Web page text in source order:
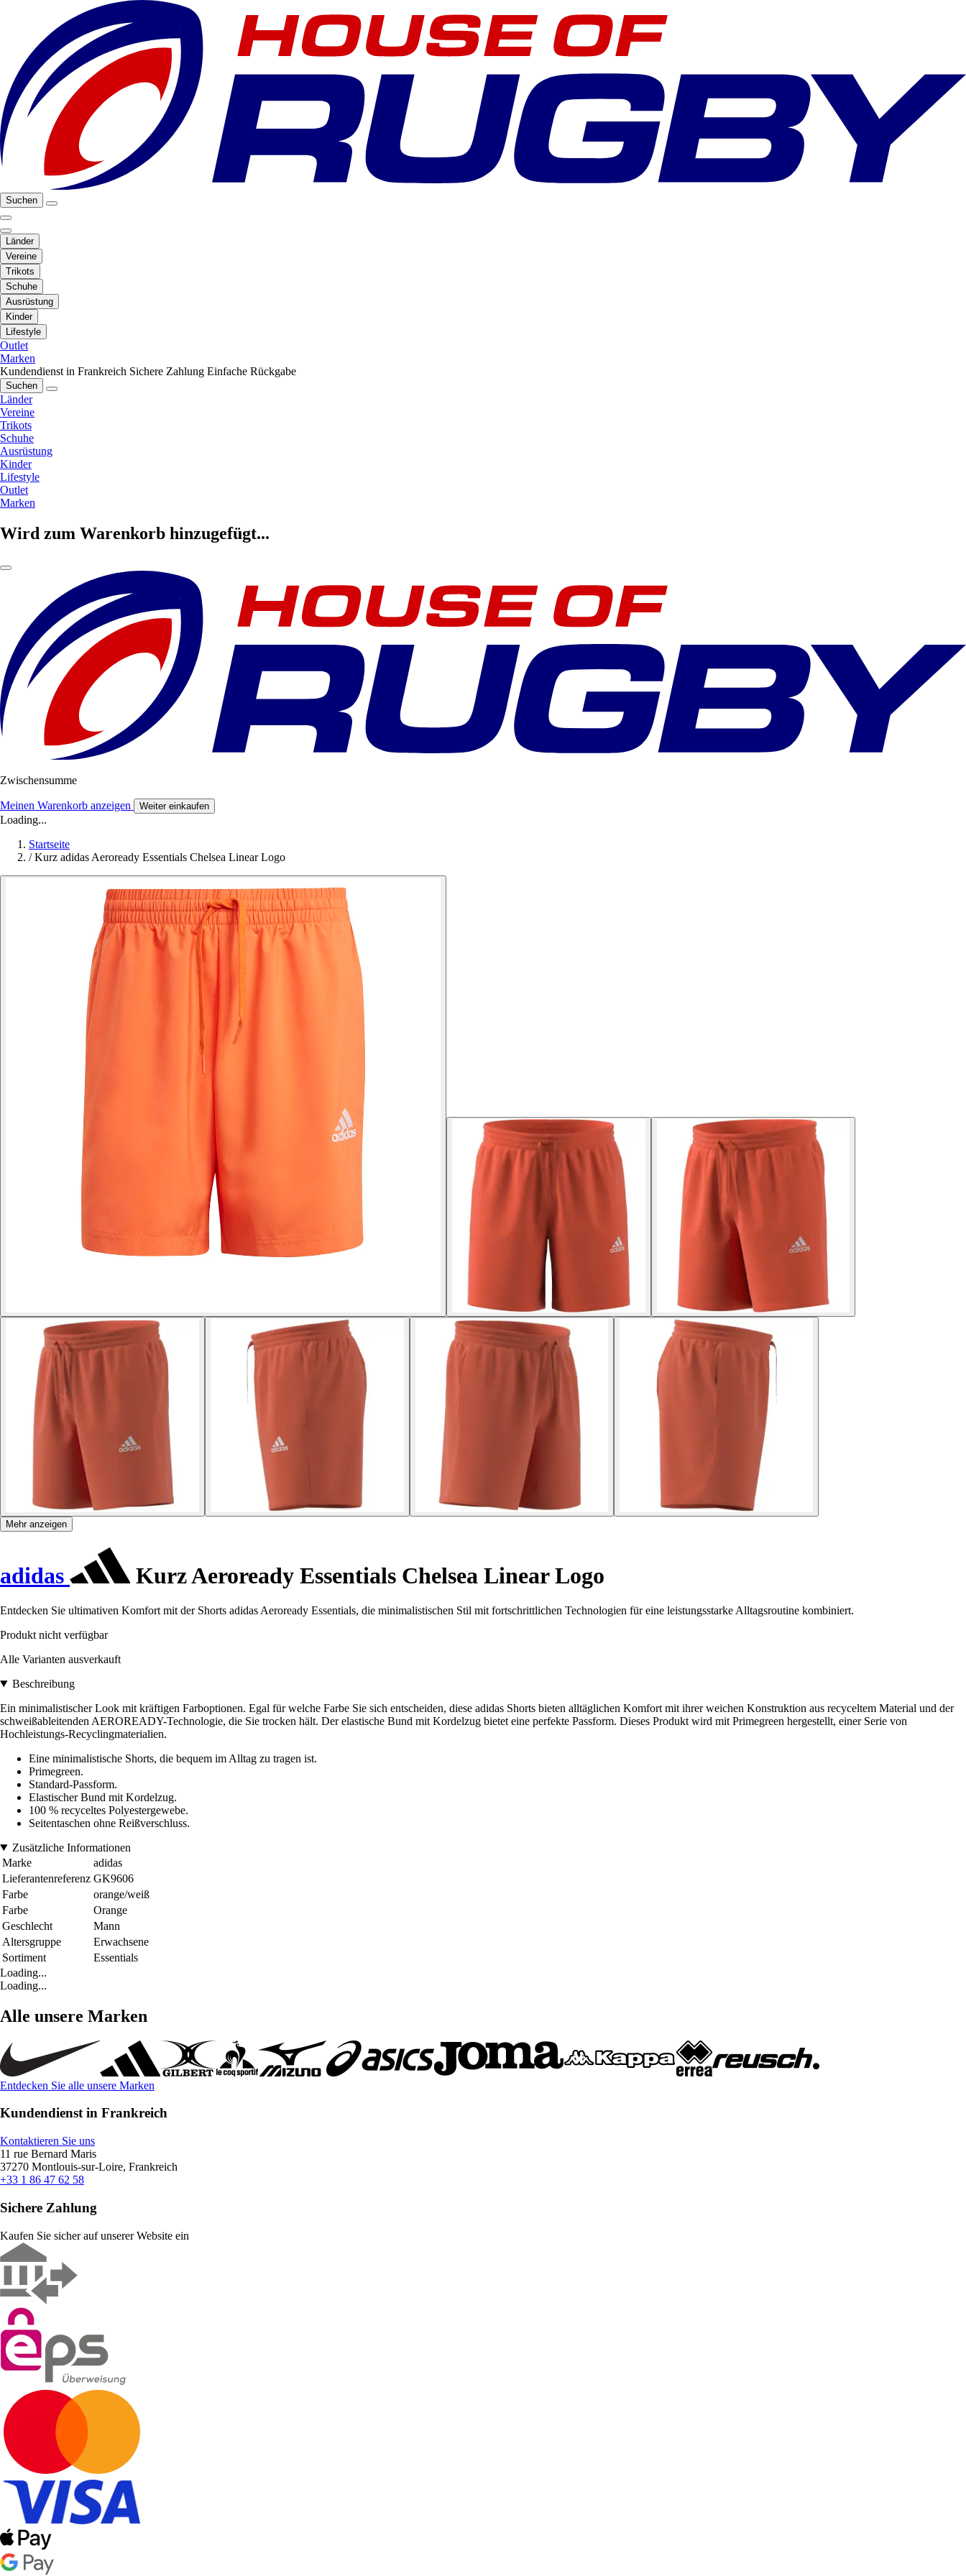
Suchen
Länder
Vereine
Trikots
Schuhe
Ausrüstung
Kinder
Lifestyle
Outlet
Marken
Kundendienst in Frankreich Sichere Zahlung Einfache Rückgabe
Suchen
Länder
Vereine
Trikots
Schuhe
Ausrüstung
Kinder
Lifestyle
Outlet
Marken
Wird zum Warenkorb hinzugefügt...
Zwischensumme
Meinen Warenkorb anzeigen Weiter einkaufen
Loading...
Startseite
/ Kurz adidas Aeroready Essentials Chelsea Linear Logo
Mehr anzeigen
adidas Kurz Aeroready Essentials Chelsea Linear Logo
Entdecken Sie ultimativen Komfort mit der Shorts adidas Aeroready Essentials, die minimalistischen Stil mit fortschrittlichen Technologien für eine leistungsstarke Alltagsroutine kombiniert.
Produkt nicht verfügbar
Alle Varianten ausverkauft
Beschreibung
Ein minimalistischer Look mit kräftigen Farboptionen. Egal für welche Farbe Sie sich entscheiden, diese adidas Shorts bieten alltäglichen Komfort mit ihrer weichen Konstruktion aus recyceltem Material und der
schweißableitenden AEROREADY-Technologie, die Sie trocken hält. Der elastische Bund mit Kordelzug bietet eine perfekte Passform. Dieses Produkt wird mit Primegreen hergestellt, einer Serie von
Hochleistungs-Recyclingmaterialien.
Eine minimalistische Shorts, die bequem im Alltag zu tragen ist.
Primegreen.
Standard-Passform.
Elastischer Bund mit Kordelzug.
100 % recyceltes Polyestergewebe.
Seitentaschen ohne Reißverschluss.
Zusätzliche Informationen
Marke
adidas
Lieferantenreferenz GK9606
Farbe
orange/weiß
Farbe
Orange
Geschlecht
Mann
Altersgruppe
Erwachsene
Sortiment
Essentials
Loading...
Loading...
Alle unsere Marken
Entdecken Sie alle unsere Marken
Kundendienst in Frankreich
Kontaktieren Sie uns
11 rue Bernard Maris
37270 Montlouis-sur-Loire, Frankreich
+33 1 86 47 62 58
Sichere Zahlung
Kaufen Sie sicher auf unserer Website ein